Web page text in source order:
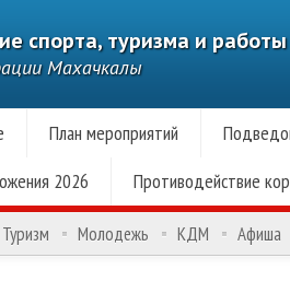
спорта, туризма и
Махачкалы
План мероприятий
2026 Противодействие
Туризм Молодежь КДМ Афиша